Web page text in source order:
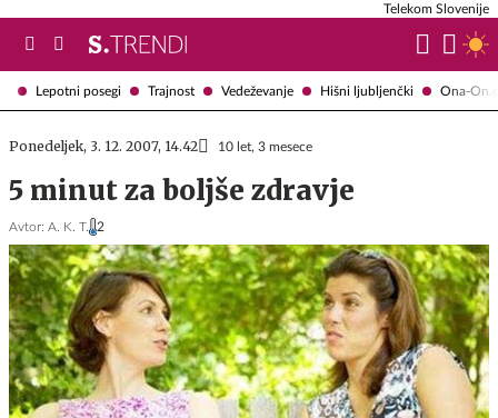
Lepotni posegi Trajnost Vedeževanje Hišni ljubljenčki Ona-
Telekom Slovenije
Ponedeljek, 3. 12. 2007, 14.42 10 let, 3 mesece
5 minut za boljše zdravje
Avtor: A. K. T. 2